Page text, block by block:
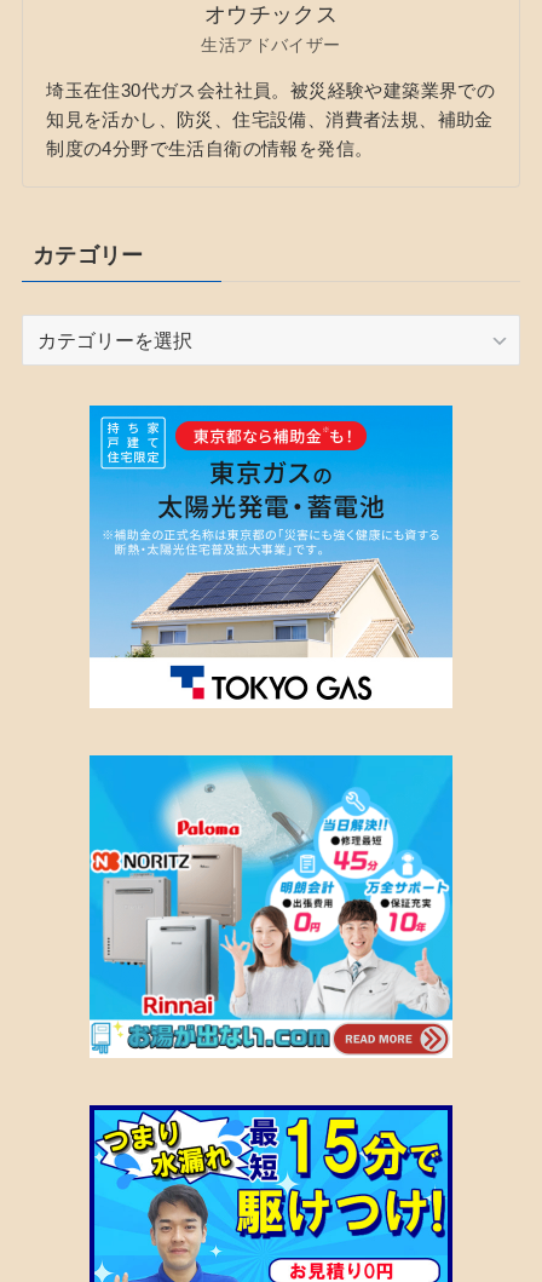
オウチックス
生活アドバイザー
埼玉在住30代ガス会社社員。被災経験や建築業界での
知見を活かし、防災、住宅設備、消費者法規、補助金
制度の4分野で生活自衛の情報を発信。
カテゴリー